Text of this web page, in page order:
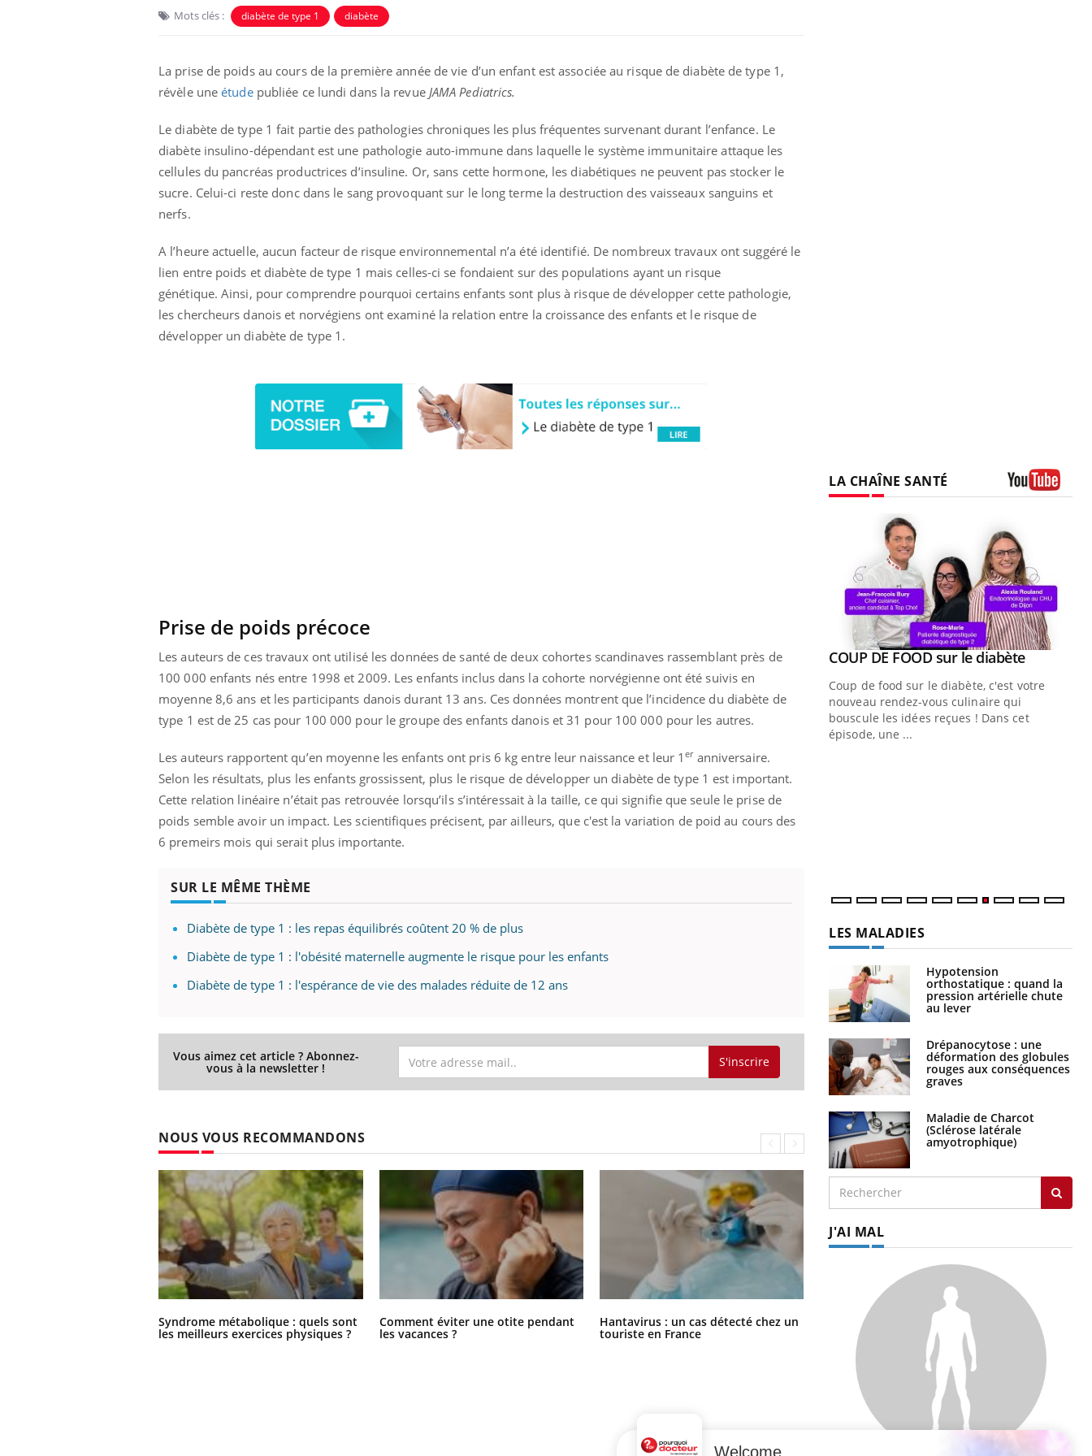
Mots clés : diabète de type 1 diabète
La prise de poids au cours de la première année de vie d’un enfant est associée au risque de diabète de type 1,
révèle uneétudepubliée ce lundi dans la revue JAMA Pediatrics.
Le diabète de type 1 fait partie des pathologies chroniques les plus fréquentes survenant durant l’enfance. Le
diabète insulino-dépendant est une pathologie auto-immune dans laquelle le système immunitaire attaque les
cellules du pancréas productrices d’insuline. Or, sans cette hormone, les diabétiques ne peuvent pas stocker le
sucre. Celui-ci reste donc dans le sang provoquant sur le long terme la destruction des vaisseaux sanguins et
nerfs.
A l’heure actuelle, aucun facteur de risque environnemental n’a été identifié. De nombreux travaux ont suggéré le
lien entre poids et diabète de type 1 mais celles-ci se fondaient sur des populations ayant un risque
génétique. Ainsi, pour comprendre pourquoi certains enfants sont plus à risque de développer cette pathologie,
les chercheurs danois et norvégiens ont examiné la relation entre la croissance des enfants et le risque de
développer un diabète de type 1.
Prise de poids précoce
Les auteurs de ces travaux ont utilisé les données de santé de deux cohortes scandinaves rassemblant près de
100 000 enfants nés entre 1998 et 2009. Les enfants inclus dans la cohorte norvégienne ont été suivis en
moyenne 8,6 ans et les participants danois durant 13 ans. Ces données montrent que l’incidence du diabète de
type 1 est de 25 cas pour 100 000 pour le groupe des enfants danois et 31 pour 100 000 pour les autres.
Les auteurs rapportent qu’en moyenne les enfants ont pris 6 kg entre leur naissance et leur 1eranniversaire.
Selon les résultats, plus les enfants grossissent, plus le risque de développer un diabète de type 1 est important.
Cette relation linéaire n’était pas retrouvée lorsqu’ils s’intéressait à la taille, ce qui signifie que seule le prise de
poids semble avoir un impact. Les scientifiques précisent, par ailleurs, que c'est la variation de poid au cours des
6 premeirs mois qui serait plus importante.
SUR LE MÊME THÈME
Diabète de type 1 : les repas équilibrés coûtent 20 % de plus
Diabète de type 1 : l'obésité maternelle augmente le risque pour les enfants
Diabète de type 1 : l'espérance de vie des malades réduite de 12 ans
Vous aimez cet article ? Abonnez-
vous à la newsletter ! S'inscrire
NOUS VOUS RECOMMANDONS
Syndrome métabolique : quels sont
les meilleurs exercices physiques ?
Comment éviter une otite pendant
les vacances ?
Hantavirus : un cas détecté chez un
touriste en France
Mortalité infantile : un rapport
s’interroge sur son taux élevé en
France
LA CHAÎNE SANTÉ
Eczéma Chronique des Mains : se
préparer pour l’été !Youtube
L'été arrive… et avec lui, un tout nouveau
rythme de vie ! Vacances, plage, piscine,
Youtube
Diabète & Ramadan 2026Youtube
Le Ramadan approche, et, pour de
nombreuses personnes atteintes de
diabète, c'est une période de questions, de
Youtube
Un « jumeau numérique » pour
faciliter l’accès à la médecine
préventiveYoutube
Un établissement lié à un groupe
mutualiste innove en matière de bilan de
santé : l'utilisation d'un « jumeau
numérique » permet ...
Youtube
COUP DE FOOD sur le diabèteYoutube
Coup de food sur le diabète, c'est votre
nouveau rendez-vous culinaire qui
bouscule les idées reçues ! Dans cet
épisode, une ...
LES MALADIES
Hypotension
orthostatique : quand la
pression artérielle chute
au lever
Drépanocytose : une
déformation des globules
rouges aux conséquences
graves
Maladie de Charcot
(Sclérose latérale
amyotrophique)
J'AI MAL
Welcome